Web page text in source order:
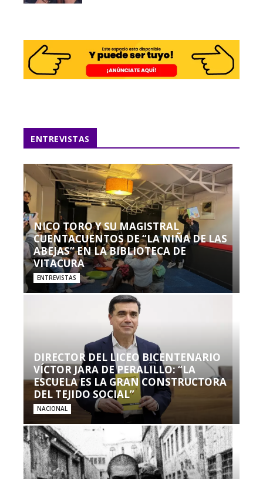
ENTREVISTAS
NICO TORO Y SU MAGISTRAL
CUENTACUENTOS DE “LA NIÑA DE LAS
ABEJAS” EN LA BIBLIOTECA DE
VITACURA
ENTREVISTAS
DIRECTOR DEL LICEO BICENTENARIO
VÍCTOR JARA DE PERALILLO: “LA
ESCUELA ES LA GRAN CONSTRUCTORA
DEL TEJIDO SOCIAL”
NACIONAL